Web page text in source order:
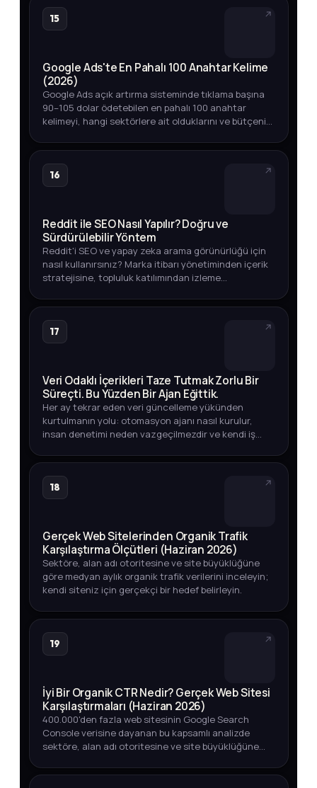
15
Google Ads'te En Pahalı 100 Anahtar Kelime
(2026)
Google Ads açık artırma sisteminde tıklama başına
90–105 dolar ödetebilen en pahalı 100 anahtar
kelimeyi, hangi sektörlere ait olduklarını ve bütçenizi
16
Reddit ile SEO Nasıl Yapılır? Doğru ve
Sürdürülebilir Yöntem
Reddit'i SEO ve yapay zeka arama görünürlüğü için
nasıl kullanırsınız? Marka itibarı yönetiminden içerik
stratejisine, topluluk katılımından izleme
17
Veri Odaklı İçerikleri Taze Tutmak Zorlu Bir
Süreçti. Bu Yüzden Bir Ajan Eğittik.
Her ay tekrar eden veri güncelleme yükünden
kurtulmanın yolu: otomasyon ajanı nasıl kurulur,
insan denetimi neden vazgeçilmezdir ve kendi iş
18
Gerçek Web Sitelerinden Organik Trafik
Karşılaştırma Ölçütleri (Haziran 2026)
Sektöre, alan adı otoritesine ve site büyüklüğüne
göre medyan aylık organik trafik verilerini inceleyin;
kendi siteniz için gerçekçi bir hedef belirleyin.
19
İyi Bir Organik CTR Nedir? Gerçek Web Sitesi
Karşılaştırmaları (Haziran 2026)
400.000'den fazla web sitesinin Google Search
Console verisine dayanan bu kapsamlı analizde
sektöre, alan adı otoritesine ve site büyüklüğüne
keşfedin.